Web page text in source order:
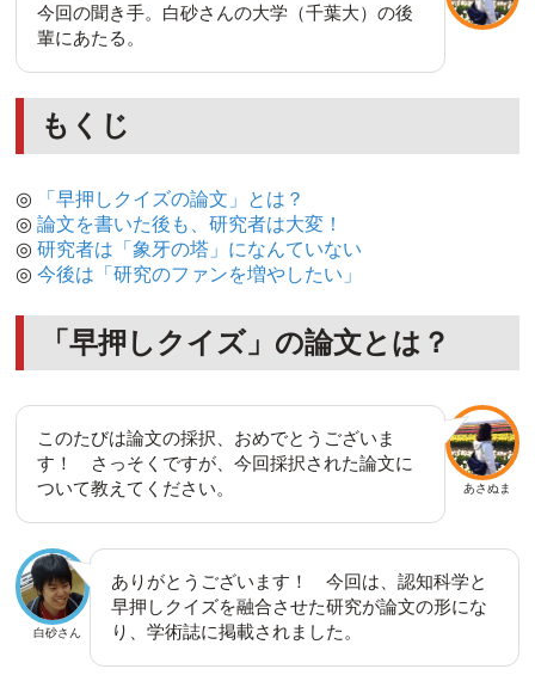
今回の聞き手。白砂さんの大学（千葉大）の後
輩にあたる。
もくじ
◎
「早押しクイズの論文」とは？
◎ 論文を書いた後も、研究者は大変！
◎ 研究者は「象牙の塔」になんていない
◎ 今後は「研究のファンを増やしたい」
「早押しクイズ」の論文とは？
あさぬま
このたびは論文の採択、おめでとうございま
す！ さっそくですが、今回採択された論文に
ついて教えてください。
白砂さん
ありがとうございます！ 今回は、認知科学と
早押しクイズを融合させた研究が論文の形にな
り、学術誌に掲載されました。